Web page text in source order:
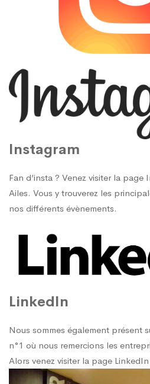
Instagram
Fan d’insta ? Venez visiter la page
Ailes. Vous y trouverez les
nos différents évènements.
LinkedIn
Nous sommes également présent
n°1 où nous remercions les
Alors venez visiter la page